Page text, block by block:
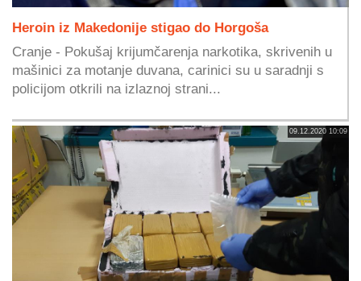
Heroin iz Makedonije stigao do Horgoša
Cranje - Pokušaj krijumčarenja narkotika, skrivenih u
mašinici za motanje duvana, carinici su u saradnji s
policijom otkrili na izlaznoj strani...
09.12.2020 10:09